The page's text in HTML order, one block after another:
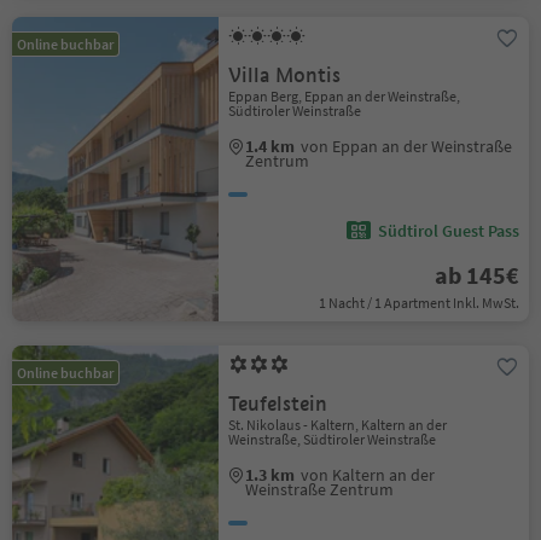
Online buchbar
Villa Montis
Eppan Berg, Eppan an der Weinstraße,
Südtiroler Weinstraße
1.4 km von Eppan an der Weinstraße
Zentrum
Südtirol Guest Pass
ab 145€
1 Nacht / 1 Apartment Inkl. MwSt.
Online buchbar
Teufelstein
St. Nikolaus - Kaltern, Kaltern an der
Weinstraße, Südtiroler Weinstraße
1.3 km von Kaltern an der
Weinstraße Zentrum